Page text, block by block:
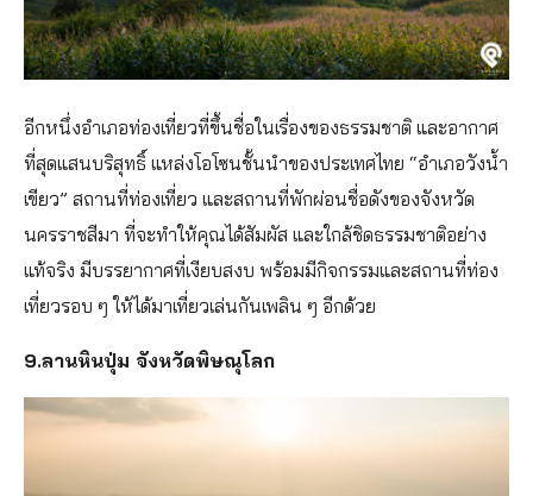
อีกหนึ่งอำเภอท่องเที่ยวที่ขึ้นชื่อในเรื่องของธรรมชาติ และอากาศ
ที่สุดแสนบริสุทธิ์ แหล่งโอโซนชั้นนำของประเทศไทย “อำเภอวังน้ำ
เขียว” สถานที่ท่องเที่ยว และสถานที่พักผ่อนชื่อดังของจังหวัด
นครราชสีมา ที่จะทำให้คุณได้สัมผัส และใกล้ชิดธรรมชาติอย่าง
แท้จริง มีบรรยากาศที่เงียบสงบ พร้อมมีกิจกรรมและสถานที่ท่อง
เที่ยวรอบ ๆ ให้ได้มาเที่ยวเล่นกันเพลิน ๆ อีกด้วย
9.ลานหินปุ่ม จังหวัดพิษณุโลก